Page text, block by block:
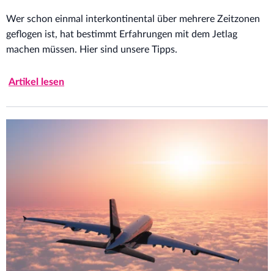
Wer schon einmal interkontinental über mehrere Zeitzonen
geflogen ist, hat bestimmt Erfahrungen mit dem Jetlag
machen müssen. Hier sind unsere Tipps.
Artikel lesen